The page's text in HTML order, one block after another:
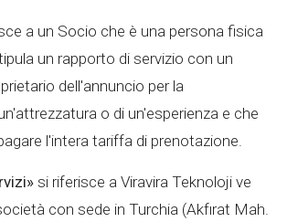
a un Socio che è una persona fisica
un rapporto di servizio con un
dell'annuncio per la
o di un'esperienza e che
l'intera tariffa di prenotazione.
si riferisce a Viravira Teknoloji ve
con sede in Turchia (Akfırat Mah.